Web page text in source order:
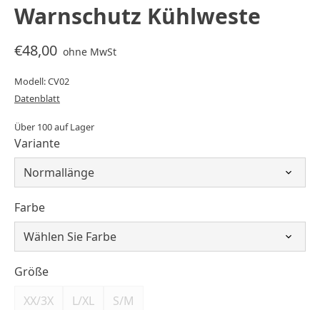
Warnschutz Kühlweste
€48,00 ohne MwSt
Modell: CV02
Datenblatt
Über 100 auf Lager
Variante
Farbe
Größe
XX/3X
L/XL
S/M